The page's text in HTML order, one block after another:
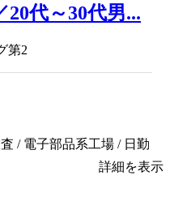
代～30代男...
第2
/ 電子部品系工場 / 日勤
詳細を表示